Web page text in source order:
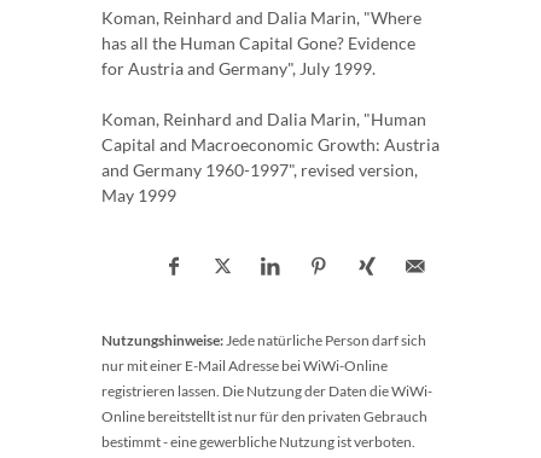
Koman, Reinhard and Dalia Marin, "Where
has all the Human Capital Gone? Evidence
for Austria and Germany", July 1999.
Koman, Reinhard and Dalia Marin, "Human
Capital and Macroeconomic Growth: Austria
and Germany 1960-1997", revised version,
May 1999
Nutzungshinweise:Jede natürliche Person darf sich
nur mit einer E-Mail Adresse bei WiWi-Online
registrieren lassen. Die Nutzung der Daten die WiWi-
Online bereitstellt ist nur für den privaten Gebrauch
bestimmt - eine gewerbliche Nutzung ist verboten.